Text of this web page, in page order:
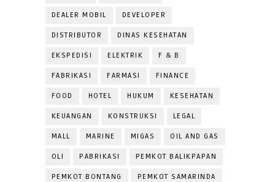
DEALER MOBIL DEVELOPER
DISTRIBUTOR DINAS KESEHATAN
EKSPEDISI ELEKTRIK F & B
FABRIKASI FARMASI FINANCE
FOOD HOTEL HUKUM KESEHATAN
KEUANGAN KONSTRUKSI LEGAL
MALL MARINE MIGAS OIL AND GAS
OLI PABRIKASI PEMKOT BALIKPAPAN
PEMKOT BONTANG PEMKOT SAMARINDA